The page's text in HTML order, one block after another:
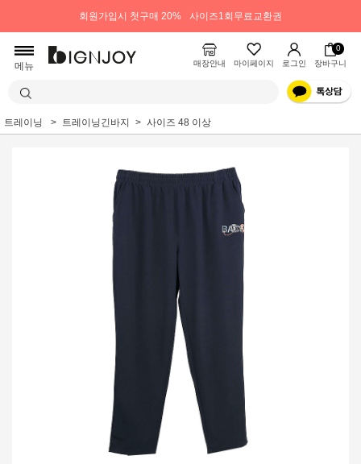
회원가입시 첫구매 20% 사이즈1회무료교환권
메뉴 매장안내 마이페이지 로그인
0
장바구니
트레이닝 트레이닝긴바지 사이즈 48 이상